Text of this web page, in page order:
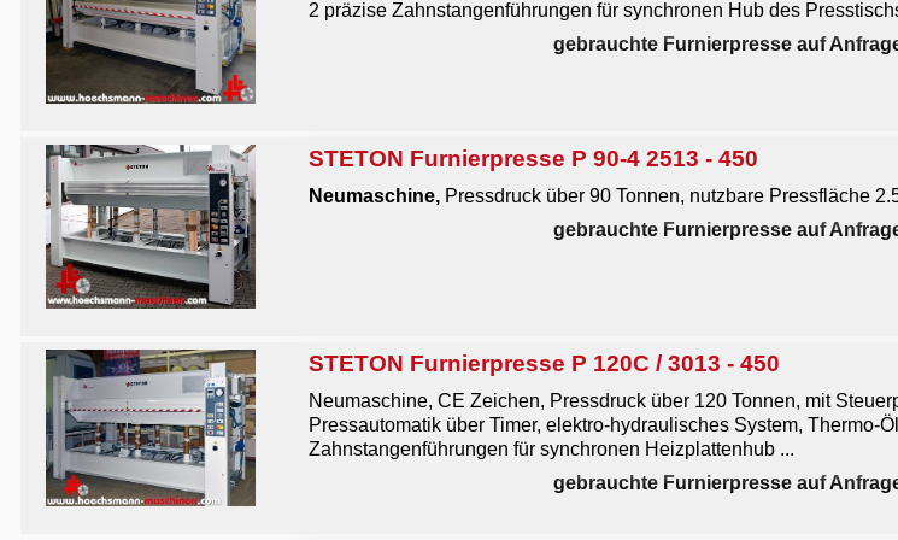
2 präzise Zahnstangenführungen für synchronen Hub des
gebrauchte Furnierpresse auf
STETON Furnierpresse P 90-4 2513 - 450
Neumaschine, Pressdruck über 90 Tonnen, nutzbare Pressfläche
gebrauchte Furnierpresse auf
STETON Furnierpresse P 120C / 3013 - 450
Neumaschine, CE Zeichen, Pressdruck über 120 Tonnen, mit
Pressautomatik über Timer, elektro-hydraulisches System, Thermo-
Zahnstangenführungen für synchronen Heizplattenhub ...
gebrauchte Furnierpresse auf